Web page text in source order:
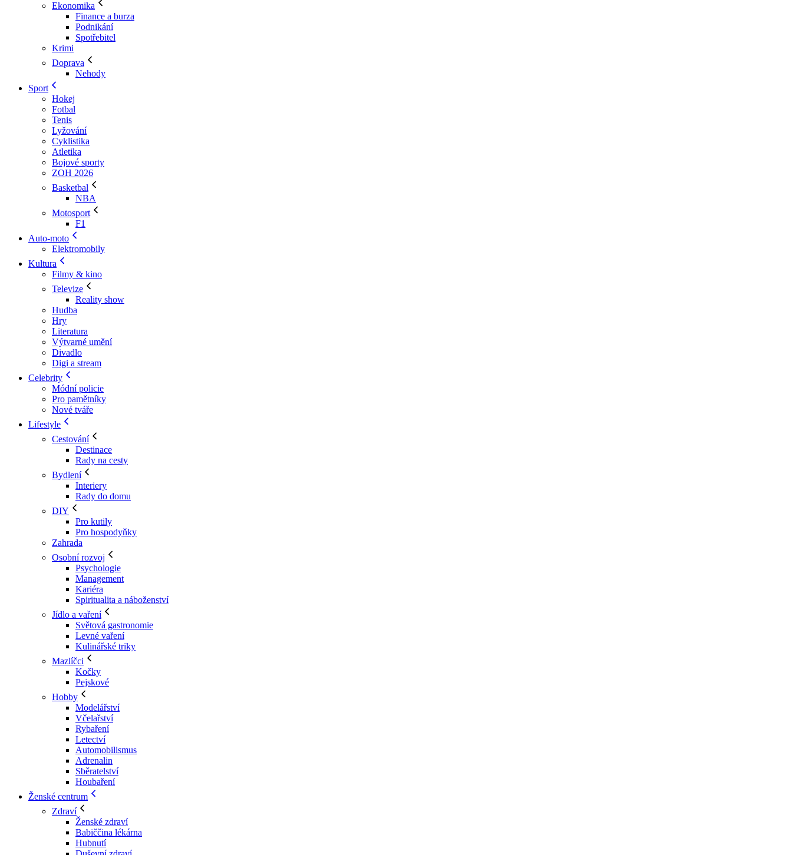
Ekonomika
Finance a burza
Podnikání
Spotřebitel
Krimi
Doprava
Nehody
Sport
Hokej
Fotbal
Tenis
Lyžování
Cyklistika
Atletika
Bojové sporty
ZOH 2026
Basketbal
NBA
Motosport
F1
Auto-moto
Elektromobily
Kultura
Filmy & kino
Televize
Reality show
Hudba
Hry
Literatura
Výtvarné umění
Divadlo
Digi a stream
Celebrity
Módní policie
Pro pamětníky
Nové tváře
Lifestyle
Cestování
Destinace
Rady na cesty
Bydlení
Interiery
Rady do domu
DIY
Pro kutily
Pro hospodyňky
Zahrada
Osobní rozvoj
Psychologie
Management
Kariéra
Spiritualita a náboženství
Jídlo a vaření
Světová gastronomie
Levné vaření
Kulinářské triky
Mazlíčci
Kočky
Pejskové
Hobby
Modelářství
Včelařství
Rybaření
Letectví
Automobilismus
Adrenalin
Sběratelství
Houbaření
Ženské centrum
Zdraví
Ženské zdraví
Babiččina lékárna
Hubnutí